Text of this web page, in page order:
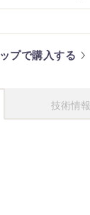
プで購入する
技術情報